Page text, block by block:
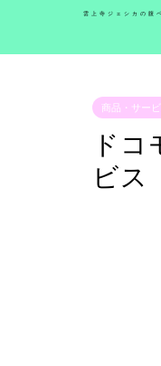
雲上寺ジェシカの腹
商品・サー
ド
ビス